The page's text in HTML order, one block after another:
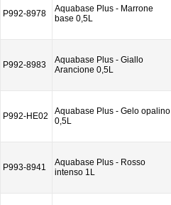
P992-8978
Aquabase Plus - Marrone
base 0,5L
P992-8983
Aquabase Plus - Giallo
Arancione 0,5L
P992-HE02
Aquabase Plus - Gelo opalino
0,5L
P993-8941
Aquabase Plus - Rosso
intenso 1L